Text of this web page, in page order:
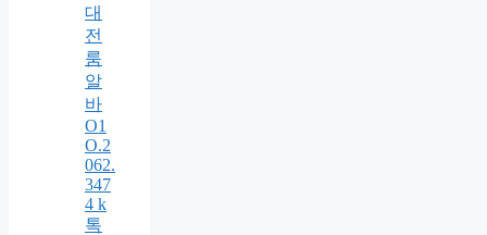
대
전
룸
알
바
O1
O.2
062.
347
4 k
톡